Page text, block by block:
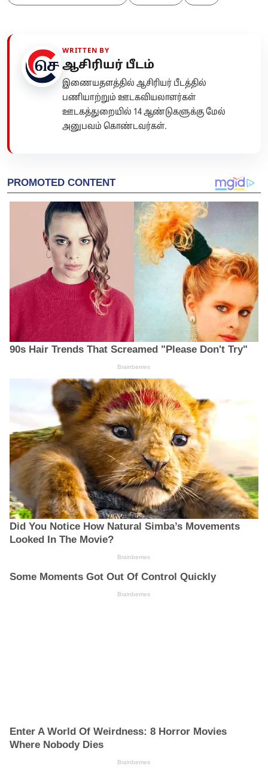
WRITTEN BY
ஆசிரியர் பீடம்
இணையதளத்தில் ஆசிரியர் பீடத்தில்
பணியாற்றும் ஊடகவியலாளர்கள்
ஊடகத்துறையில் 14 ஆண்டுகளுக்கு மேல்
அனுபவம் கொண்டவர்கள்.